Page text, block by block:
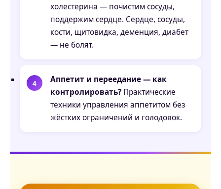
холестерина — почистим сосуды,
поддержим сердце. Сердце, сосуды,
кости, щитовидка, деменция, диабет
— не болят.
Аппетит и переедание — как
контролировать? Практические
техники управления аппетитом без
жёстких ограничений и голодовок.